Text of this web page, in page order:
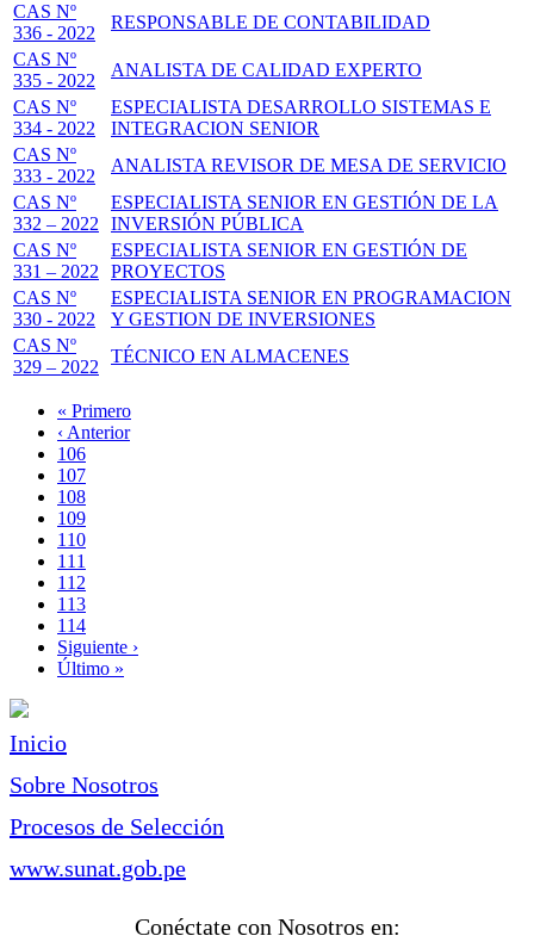
CAS Nº
336 - 2022
RESPONSABLE DE CONTABILIDAD
CAS Nº
335 - 2022
ANALISTA DE CALIDAD EXPERTO
CAS Nº
334 - 2022
ESPECIALISTA DESARROLLO SISTEMAS E
INTEGRACION SENIOR
CAS Nº
333 - 2022
ANALISTA REVISOR DE MESA DE SERVICIO
CAS Nº
332 – 2022
ESPECIALISTA SENIOR EN GESTIÓN DE LA
INVERSIÓN PÚBLICA
CAS Nº
331 – 2022
ESPECIALISTA SENIOR EN GESTIÓN DE
PROYECTOS
CAS Nº
330 - 2022
ESPECIALISTA SENIOR EN PROGRAMACION
Y GESTION DE INVERSIONES
CAS Nº
329 – 2022
TÉCNICO EN ALMACENES
Paginación
Primera
página
« Primero
Página
anterior
‹ Anterior
Page
106
Page
107
Page
108
Page
109
Página
actual
110
Page
111
Page
112
Page
113
Page
114
Siguiente
página
Siguiente ›
Última
Último »
Inicio
Sobre Nosotros
Procesos de Selección
www.sunat.gob.pe
Conéctate con Nosotros en: